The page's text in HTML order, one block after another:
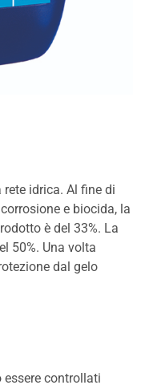
rete idrica. Al fine di
e biocida, la
è del 33%. La
50%. Una volta
dal gelo
essere controllati